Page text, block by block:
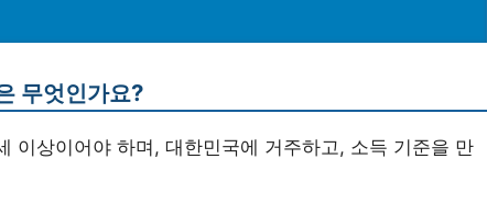
무엇인가요?
이상이어야 하며, 대한민국에 거주하고, 소득 기준을 만